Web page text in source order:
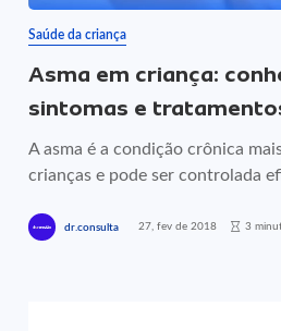
Saúde da criança
Asma em criança:
sintomas e
A asma é a condição crônica
crianças e pode ser controlada
dr.consulta 27, fev de 2018 3